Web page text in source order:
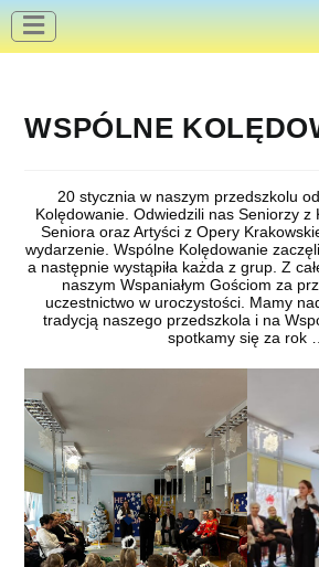
treści
WSPÓLNE
20 stycznia w naszym przedszkolu
Kolędowanie. Odwiedzili nas Seniorzy z
Seniora oraz Artyści z Opery
wydarzenie. Wspólne Kolędowanie
a następnie wystąpiła każda z grup. Z
naszym Wspaniałym Gościom za
uczestnictwo w uroczystości. Mamy
tradycją naszego przedszkola i na
spotkamy się za rok …